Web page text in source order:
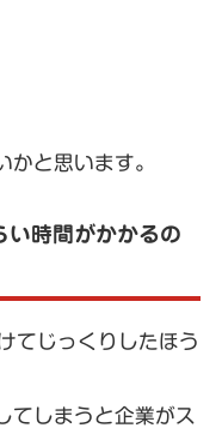
かと思います。
時間がかかるの
てじっくりしたほう
てしまうと企業がス